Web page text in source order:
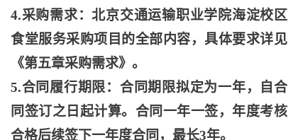
4.采购需求：北京交通运输职业学院海淀校区
食堂服务采购项目的全部内容，具体要求详见
《第五章采购需求》。
5.合同履行期限：合同期限拟定为一年，自合
同签订之日起计算。合同一年一签，年度考核
合格后续签下一年度合同，最长3年。